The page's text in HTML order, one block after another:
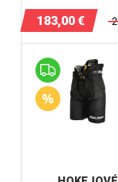
183,00€